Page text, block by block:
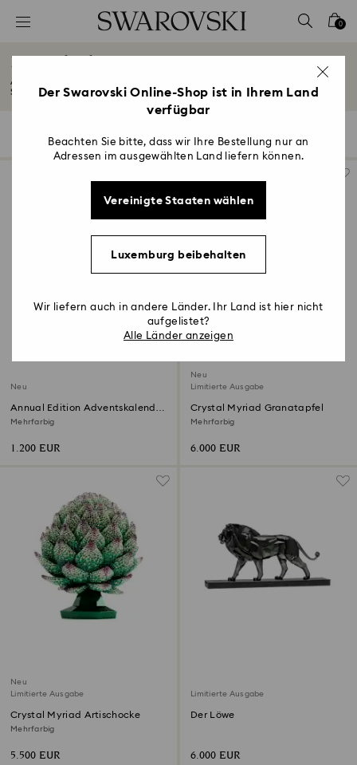
Liste Tastaturkürzel
2 - Footer
4 - Suchergebnisse
0
Limited Editions
Auf der Suche nach Sammlerstücken? Verpassen Sie nicht unser exklusives
Sortiment... Mehr lesen
Filter Sortieren
Neu
Annual Edition Adventskalender
2026
Mehrfarbig
1.200 EUR
Neu
Limitierte Ausgabe
Crystal Myriad Granatapfel
Mehrfarbig
6.000 EUR
Neu
Limitierte Ausgabe
Crystal Myriad Artischocke
Mehrfarbig
5.500 EUR
Limitierte Ausgabe
Der Löwe
6.000 EUR
Der Swarovski Online-Shop ist in Ihrem Land
verfügbar
Beachten Sie bitte, dass wir Ihre Bestellung nur an
Adressen im ausgewählten Land liefern können.
Vereinigte Staaten wählen
Luxemburg beibehalten
Wir liefern auch in andere Länder. Ihr Land ist hier nicht
aufgelistet?
Alle Länder anzeigen